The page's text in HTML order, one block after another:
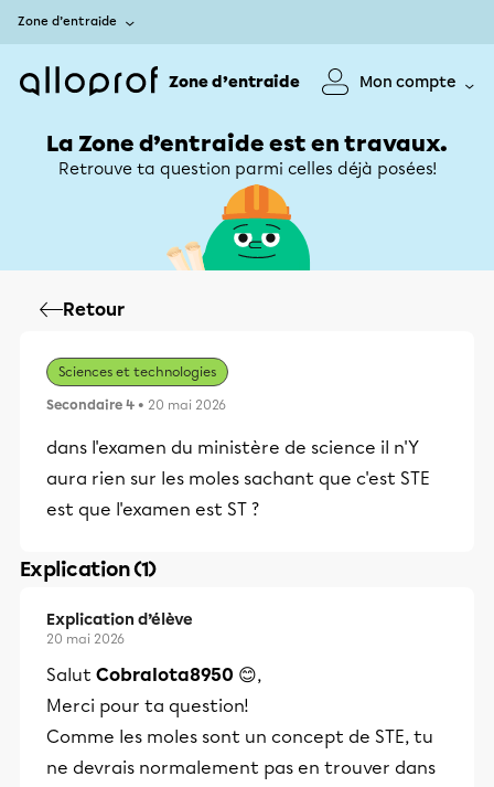
Zone d’entraide
Zone d’entraide Mon compte
La Zone d’entraide est en travaux.
Retrouve ta question parmi celles déjà posées!
Retour
Sciences et technologies
Secondaire 4 • 20 mai 2026
dans l'examen du ministère de science il n'Y
aura rien sur les moles sachant que c'est STE
est que l'examen est ST ?
Explication (1)
Explication d’élève
20 mai 2026
Salut CobraIota8950 😊,
Merci pour ta question!
Comme les moles sont un concept de STE, tu
ne devrais normalement pas en trouver dans